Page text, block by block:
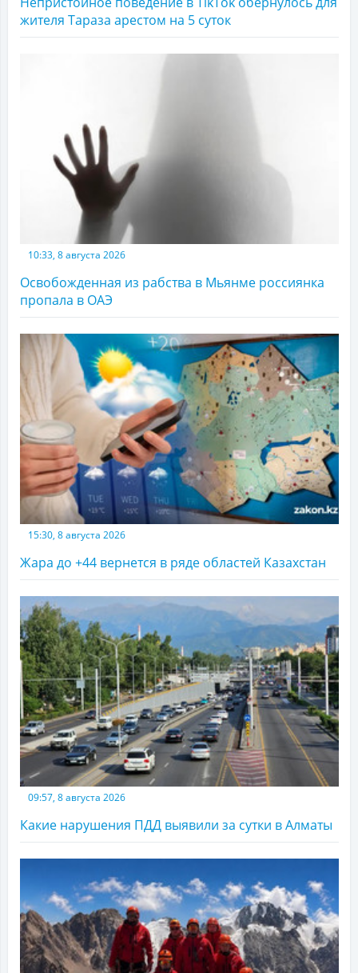
жителя Тараза арестом на 5 суток
10:33, 8 августа 2026
Освобожденная из рабства в Мьянме россиянка
пропала в ОАЭ
15:30, 8 августа 2026
Жара до +44 вернется в ряде областей Казахстан
09:57, 8 августа 2026
Какие нарушения ПДД выявили за сутки в Алматы